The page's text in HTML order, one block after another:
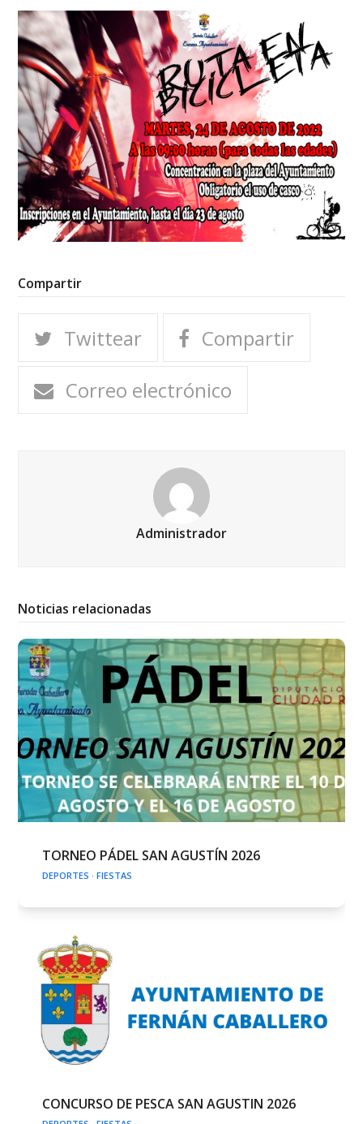
Compartir
Twittear
Compartir
Correo electrónico
Administrador
Noticias relacionadas
TORNEO PÁDEL SAN AGUSTÍN 2026
DEPORTES ·FIESTAS
CONCURSO DE PESCA SAN AGUSTIN 2026